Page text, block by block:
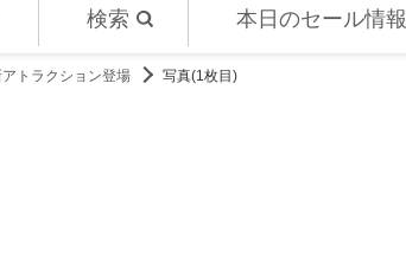
検索 本日のセール情報
トラクション登場 写真(1枚目)